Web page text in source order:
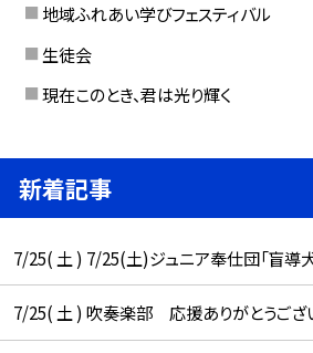
地域ふれあい学びフェスティバル
生徒会
現在このとき、君は光り輝く
新着記事
7/25( 土 ) 7/25(土)ジュニア奉仕団「盲導
7/25( 土 ) 吹奏楽部 応援ありがとうござ